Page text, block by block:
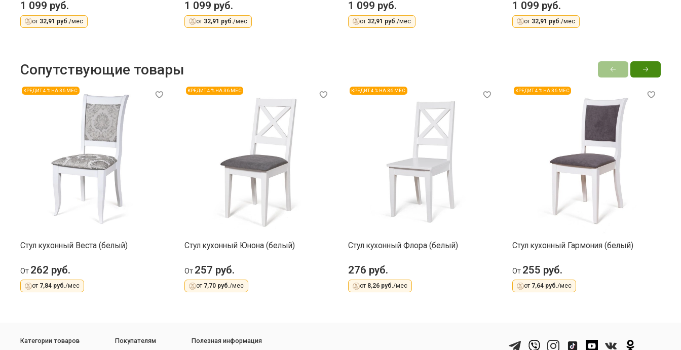
1 099 руб.
от 32,91 руб./мес
1 099 руб.
от 32,91 руб./мес
1 099 руб.
от 32,91 руб./мес
1 099 руб.
от 32,91 руб./мес
Сопутствующие товары
КРЕДИТ 4 % НА 36 МЕС
Стул кухонный Веста (белый)
От 262 руб.
от 7,84 руб./мес
КРЕДИТ 4 % НА 36 МЕС
Стул кухонный Юнона (белый)
От 257 руб.
от 7,70 руб./мес
КРЕДИТ 4 % НА 36 МЕС
Стул кухонный Флора (белый)
276 руб.
от 8,26 руб./мес
КРЕДИТ 4 % НА 36 МЕС
Стул кухонный Гармония (белый)
От 255 руб.
от 7,64 руб./мес
Категории товаров Покупателям Полезная информация